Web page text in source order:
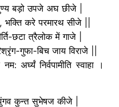
बड़ो उपजे अघ छीजे |
भक्ति करे परमारथ सीजे ||
छटा त्रैलोक में गाजे |
गुफा-बिच जाय विराजे ||
अर्घ्यं निर्वपामीति स्वाहा ।
कुन्त सुभेषज कीजे |